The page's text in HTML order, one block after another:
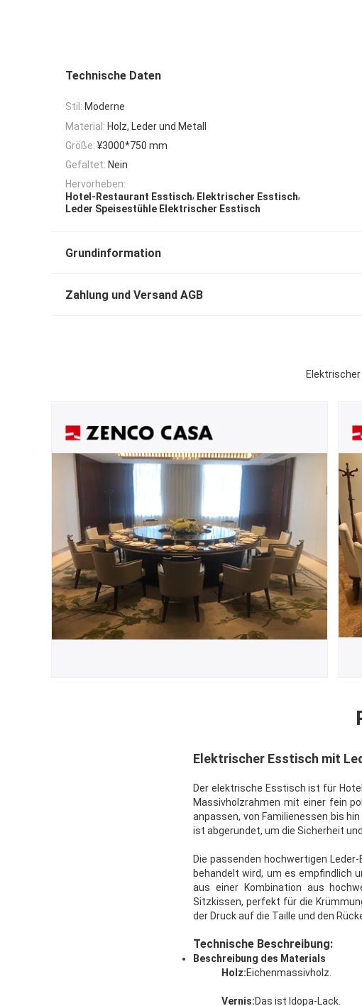
Technische Daten
Stil: Moderne
Material: Holz, Leder und Metall
Größe: ¥3000*750 mm
Gefaltet: Nein
Hervorheben:
Hotel-Restaurant Esstisch, Elektrischer Esstisch,
Leder Speisestühle Elektrischer Esstisch
Grundinformation
Zahlung und Versand AGB
Elektrischer Esstisch mit
Der elektrische Esstisch ist für
Massivholzrahmen mit einer fein
anpassen, von Familienessen bis
ist abgerundet, um die Sicherheit
Die passenden hochwertigen
behandelt wird, um es empfindlich
aus einer Kombination aus
Sitzkissen, perfekt für die
der Druck auf die Taille und den
Technische Beschreibung:
Beschreibung des Materials
Holz:Eichenmassivholz.
Vernis:Das ist Idopa-Lack.